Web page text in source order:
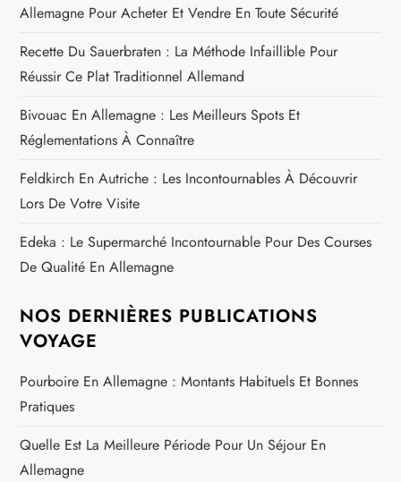
Allemagne Pour Acheter Et Vendre En Toute Sécurité
Recette Du Sauerbraten : La Méthode Infaillible Pour
Réussir Ce Plat Traditionnel Allemand
Bivouac En Allemagne : Les Meilleurs Spots Et
Réglementations À Connaître
Feldkirch En Autriche : Les Incontournables À Découvrir
Lors De Votre Visite
Edeka : Le Supermarché Incontournable Pour Des Courses
De Qualité En Allemagne
NOS DERNIÈRES PUBLICATIONS
VOYAGE
Pourboire En Allemagne : Montants Habituels Et Bonnes
Pratiques
Quelle Est La Meilleure Période Pour Un Séjour En
Allemagne